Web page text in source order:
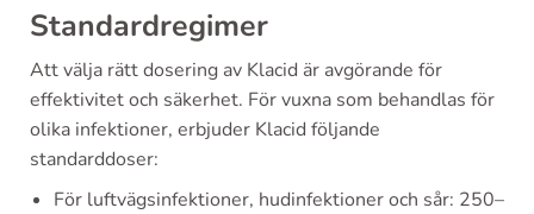
Standardregimer
Att välja rätt dosering av Klacid är avgörande för
effektivitet och säkerhet. För vuxna som behandlas för
olika infektioner, erbjuder Klacid följande
standarddoser:
För luftvägsinfektioner, hudinfektioner och sår: 250–